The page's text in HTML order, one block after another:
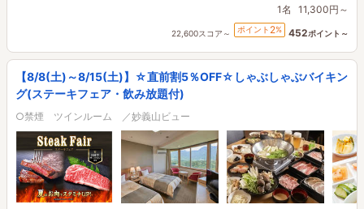
1名 11,300円～
22,600スコア～ ポイント 2% 452ポイント～
【8/8(土)～8/15(土)】☆直前割5％OFF☆しゃぶしゃぶバイキン
グ(ステーキフェア・飲み放題付)
○禁煙 ツインルーム ／妙義山ビュー